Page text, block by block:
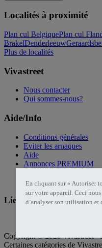
Localités à proximité
Plan cul BelgiquePlan cul
BrakelDenderleeuw
Plus de localités
Vivastreet
Nous contacter
Qui sommes-nous?
Aide/Info
Conditions générales
Eviter les arnaques
Aide
Annonces PREMIUM
Cookies Vivastreet
Liens utiles
Copyright © 2026 Vivastreet -
Certaines catégories de
En cliquant sur « Autoriser
sur votre appareil. Ceci
d’analyser son utilisation et